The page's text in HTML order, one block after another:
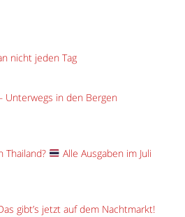
nicht jeden Tag
Unterwegs in den Bergen
Thailand?
Alle Ausgaben im Juli
gibt’s jetzt auf dem Nachtmarkt!